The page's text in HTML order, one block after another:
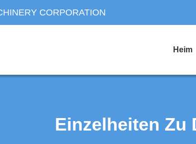
CORPORATION
Heim
Einzelheiten Zu